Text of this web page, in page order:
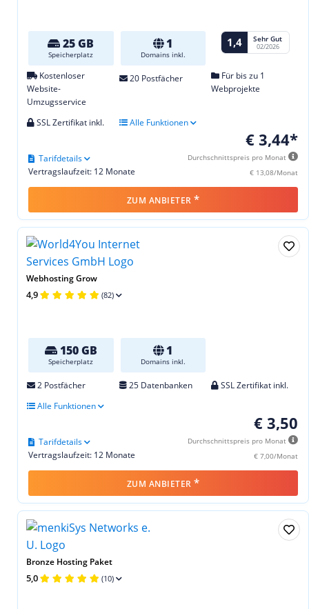
25 GB
Speicherplatz
1
Domains inkl.
1,4 Sehr Gut
02/2026
Kostenloser
Website-
Umzugsservice
20 Postfächer
Für bis zu 1
Webprojekte
SSL Zertifikat inkl. Alle Funktionen
€ 3,44*
Durchschnittspreis pro Monat
€ 13,08/Monat
Vertragslaufzeit: 12 Monate
Tarifdetails
ZUM ANBIETER *
Webhosting Grow
4,9 (82)
150 GB
Speicherplatz
1
Domains inkl.
2 Postfächer 25 Datenbanken
SSL Zertifikat inkl.
Alle Funktionen
€ 3,50
Durchschnittspreis pro Monat
€ 7,00/Monat
Vertragslaufzeit: 12 Monate
Tarifdetails
ZUM ANBIETER *
Bronze Hosting Paket
5,0 (10)